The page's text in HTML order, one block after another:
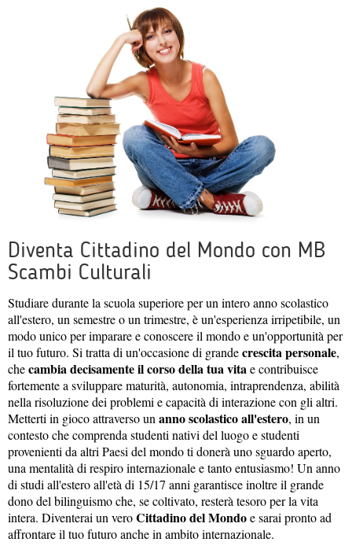
Diventa Cittadino del Mondo con MB
Scambi Culturali
Studiare durante la scuola superiore per un intero anno scolastico
all'estero, un semestre o un trimestre, è un'esperienza irripetibile, un
modo unico per imparare e conoscere il mondo e un'opportunità per
il tuo futuro. Si tratta di un'occasione di grandecrescita personale,
checambia decisamente il corso della tua vitae contribuisce
fortemente a sviluppare maturità, autonomia, intraprendenza, abilità
nella risoluzione dei problemi e capacità di interazione con gli altri.
Metterti in gioco attraverso unanno scolastico all'estero, in un
contesto che comprenda studenti nativi del luogo e studenti
provenienti da altri Paesi del mondo ti donerà uno sguardo aperto,
una mentalità di respiro internazionale e tanto entusiasmo! Un anno
di studi all'estero all'età di 15/17 anni garantisce inoltre il grande
dono del bilinguismo che, se coltivato, resterà tesoro per la vita
intera. Diventerai un veroCittadino del Mondoe sarai pronto ad
affrontare il tuo futuro anche in ambito internazionale.